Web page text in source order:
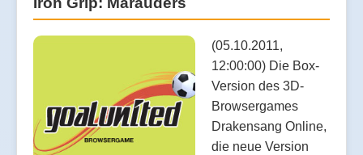
(05.10.2011,
12:00:00) Die Box-
Version des 3D-
Browsergames
Drakensang Online,
die neue Version